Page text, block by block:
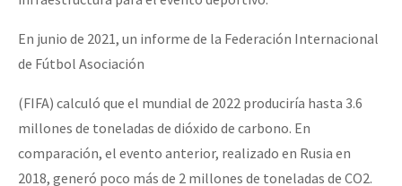
En junio de 2021, un informe de la Federación Internacional
de Fútbol Asociación
(FIFA) calculó que el mundial de 2022 produciría hasta 3.6
millones de toneladas de dióxido de carbono. En
comparación, el evento anterior, realizado en Rusia en
2018, generó poco más de 2 millones de toneladas de CO2.